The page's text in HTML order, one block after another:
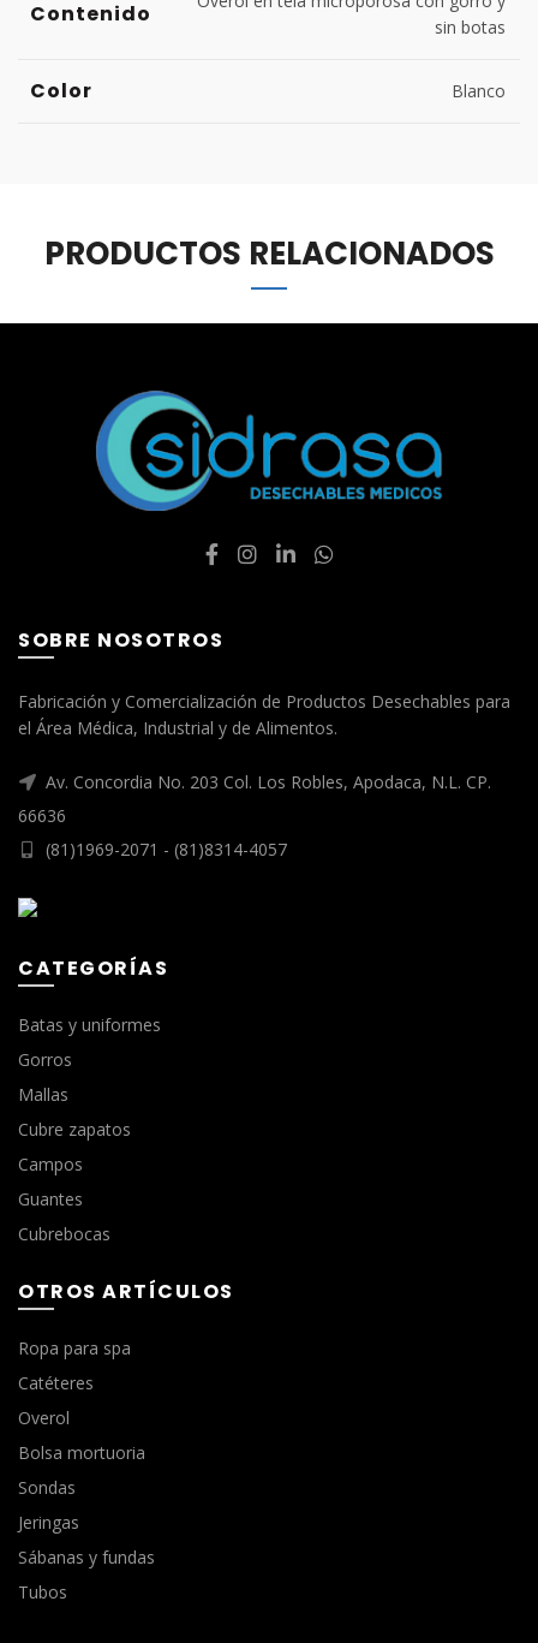
Contenido
sin botas
Color Blanco
PRODUCTOS RELACIONADOS
SOBRE NOSOTROS
Fabricación y Comercialización de Productos Desechables para
el Área Médica, Industrial y de Alimentos.
Av. Concordia No. 203 Col. Los Robles, Apodaca, N.L. CP.
66636
(81)1969-2071 - (81)8314-4057
CATEGORÍAS
Batas y uniformes
Gorros
Mallas
Cubre zapatos
Campos
Guantes
Cubrebocas
OTROS ARTÍCULOS
Ropa para spa
Catéteres
Overol
Bolsa mortuoria
Sondas
Jeringas
Sábanas y fundas
Tubos